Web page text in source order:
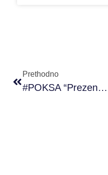
Prethodno
#POKSA “Prezentacijske Vještine” (18.11.2019)